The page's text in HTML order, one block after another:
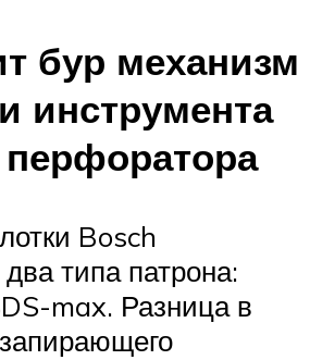
бур механизм
инструмента
Bosch
типа патрона:
max. Разница в